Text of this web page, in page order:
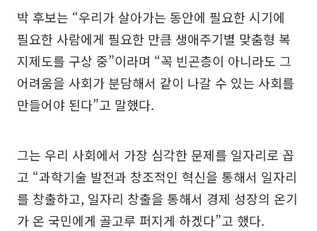
박 후보는 “우리가 살아가는 동안에 필요한 시기에
필요한 사람에게 필요한 만큼 생애주기별 맞춤형 복
지제도를 구상 중”이라며 “꼭 빈곤층이 아니라도 그
어려움을 사회가 분담해서 같이 나갈 수 있는 사회를
만들어야 된다”고 말했다.
그는 우리 사회에서 가장 심각한 문제를 일자리로 꼽
고 “과학기술 발전과 창조적인 혁신을 통해서 일자리
를 창출하고, 일자리 창출을 통해서 경제 성장의 온기
가 온 국민에게 골고루 퍼지게 하겠다”고 했다.